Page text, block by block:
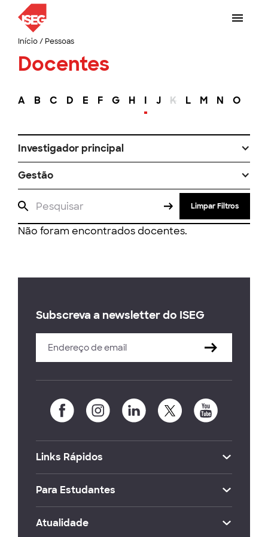
Início/ Pessoas
Docentes
A B C D E F G H I J K L M N O
Investigador principal
Gestão
Limpar Filtros
Não foram encontrados docentes.
Subscreva a newsletter do ISEG
Links Rápidos
Para Estudantes
Atualidade